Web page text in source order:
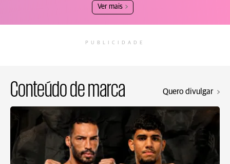
Ver mais
PUBLICIDADE
Conteúdo de marca Quero divulgar